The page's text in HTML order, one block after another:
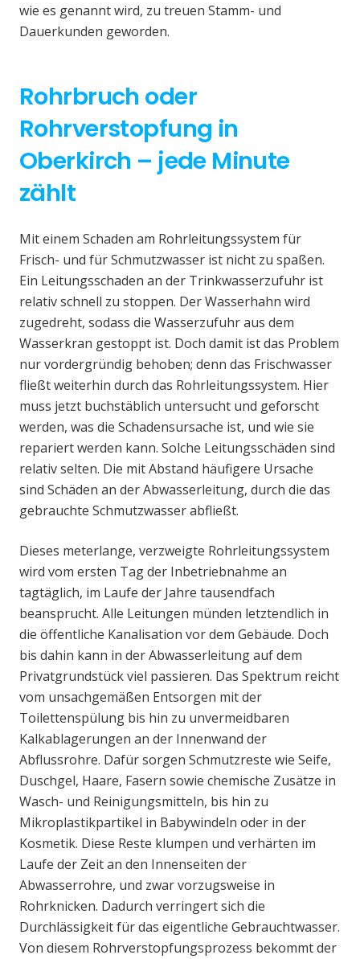
wie es genannt wird, zu treuen Stamm- und
Dauerkunden geworden.
Rohrbruch oder
Rohrverstopfung in
Oberkirch – jede Minute
zählt
Mit einem Schaden am Rohrleitungssystem für
Frisch- und für Schmutzwasser ist nicht zu spaßen.
Ein Leitungsschaden an der Trinkwasserzufuhr ist
relativ schnell zu stoppen. Der Wasserhahn wird
zugedreht, sodass die Wasserzufuhr aus dem
Wasserkran gestoppt ist. Doch damit ist das Problem
nur vordergründig behoben; denn das Frischwasser
fließt weiterhin durch das Rohrleitungssystem. Hier
muss jetzt buchstäblich untersucht und geforscht
werden, was die Schadensursache ist, und wie sie
repariert werden kann. Solche Leitungsschäden sind
relativ selten. Die mit Abstand häufigere Ursache
sind Schäden an der Abwasserleitung, durch die das
gebrauchte Schmutzwasser abfließt.
Dieses meterlange, verzweigte Rohrleitungssystem
wird vom ersten Tag der Inbetriebnahme an
tagtäglich, im Laufe der Jahre tausendfach
beansprucht. Alle Leitungen münden letztendlich in
die öffentliche Kanalisation vor dem Gebäude. Doch
bis dahin kann in der Abwasserleitung auf dem
Privatgrundstück viel passieren. Das Spektrum reicht
vom unsachgemäßen Entsorgen mit der
Toilettenspülung bis hin zu unvermeidbaren
Kalkablagerungen an der Innenwand der
Abflussrohre. Dafür sorgen Schmutzreste wie Seife,
Duschgel, Haare, Fasern sowie chemische Zusätze in
Wasch- und Reinigungsmitteln, bis hin zu
Mikroplastikpartikel in Babywindeln oder in der
Kosmetik. Diese Reste klumpen und verhärten im
Laufe der Zeit an den Innenseiten der
Abwasserrohre, und zwar vorzugsweise in
Rohrknicken. Dadurch verringert sich die
Durchlässigkeit für das eigentliche Gebrauchtwasser.
Von diesem Rohrverstopfungsprozess bekommt der